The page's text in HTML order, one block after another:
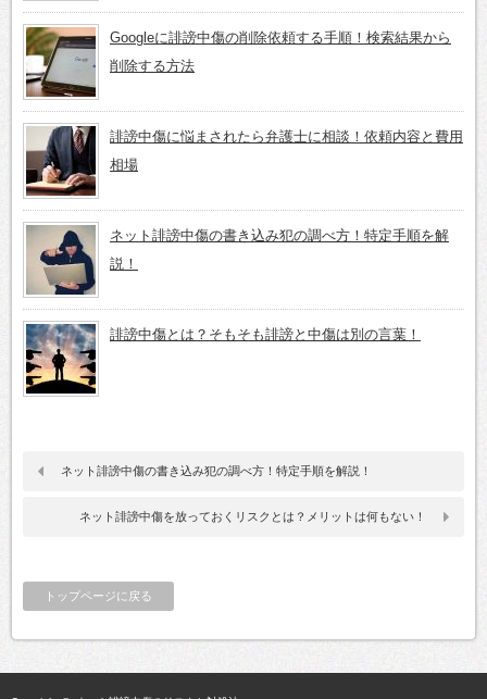
Googleに誹謗中傷の削除依頼する手順！検索結果から
削除する方法
誹謗中傷に悩まされたら弁護士に相談！依頼内容と費用
相場
ネット誹謗中傷の書き込み犯の調べ方！特定手順を解
説！
誹謗中傷とは？そもそも誹謗と中傷は別の言葉！
ネット誹謗中傷の書き込み犯の調べ方！特定手順を解説！
ネット誹謗中傷を放っておくリスクとは？メリットは何もない！
トップページに戻る